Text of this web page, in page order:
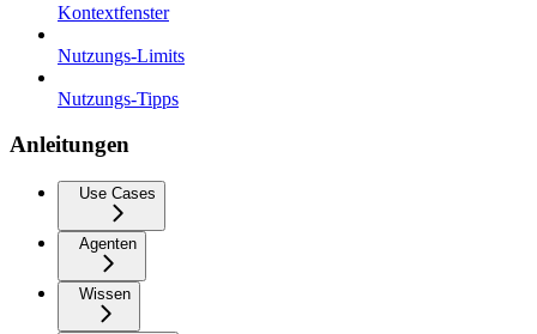
Kontextfenster
Nutzungs-Limits
Nutzungs-Tipps
Anleitungen
Use Cases
Agenten
Wissen